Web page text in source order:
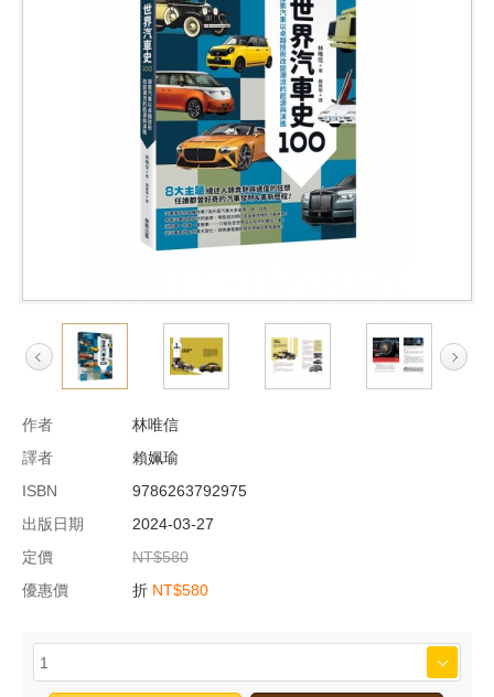
作者
林唯信
譯者
賴姵瑜
ISBN
9786263792975
出版日期
2024-03-27
定價
NT$580
優惠價
折 NT$580